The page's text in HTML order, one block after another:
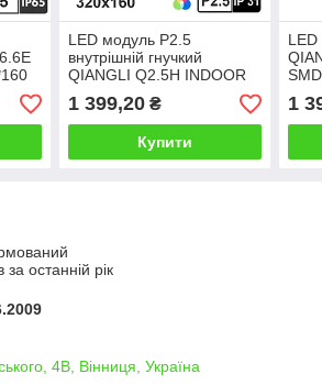
LED модуль P2.5
внутрішній гнучкий
QIANGLI Q2.5H INDOOR
SMD 320*160 мм
1 399,20₴
Купити
LED
1
за останній рік
4В, Вінниця, Україна